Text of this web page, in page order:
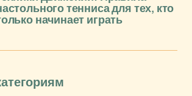
тенниса для тех, кто
начинает играть